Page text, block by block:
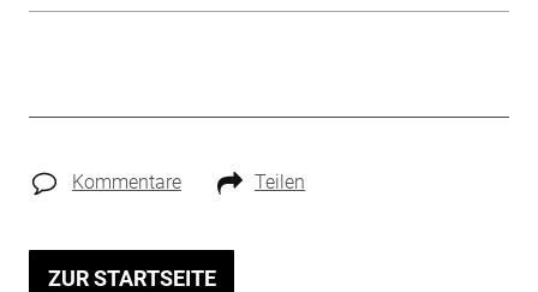
Kommentare Teilen
ZUR STARTSEITE